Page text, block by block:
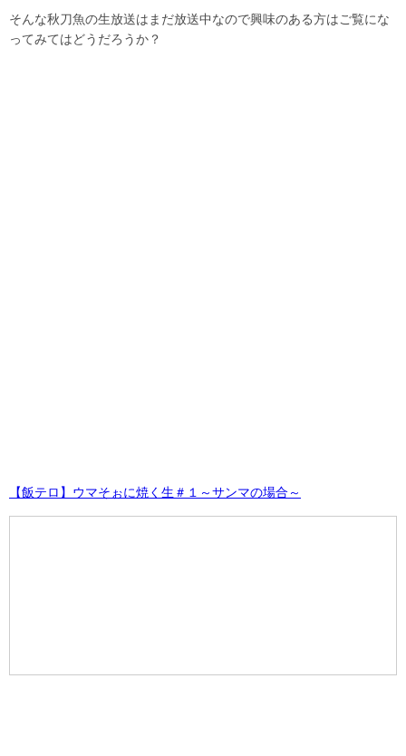
そんな秋刀魚の生放送はまだ放送中なので興味のある方はご覧にな
ってみてはどうだろうか？
【飯テロ】ウマそぉに焼く生＃１～サンマの場合～